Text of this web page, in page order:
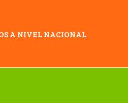
A NIVEL NACIONAL